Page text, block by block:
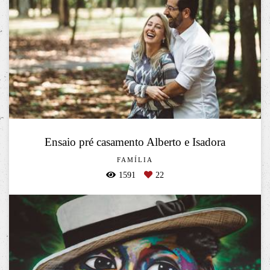
Ensaio pré casamento Alberto e Isadora
FAMÍLIA
1591 22